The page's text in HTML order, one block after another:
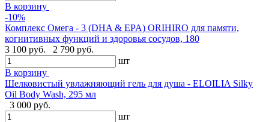
В корзину
-10%
Комплекс Омега - 3 (DHA & EPA) ORIHIRO для памяти,
когнитивных функций и здоровья сосудов, 180
3 100 руб.
2 790 руб.
шт
В корзину
Шелковистый увлажняющий гель для душа - ELOILIA Silky
Oil Body Wash, 295 мл
3 000 руб.
шт